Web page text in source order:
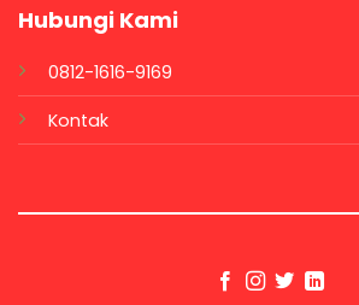
Hubungi Kami
0812-1616-9169
Kontak